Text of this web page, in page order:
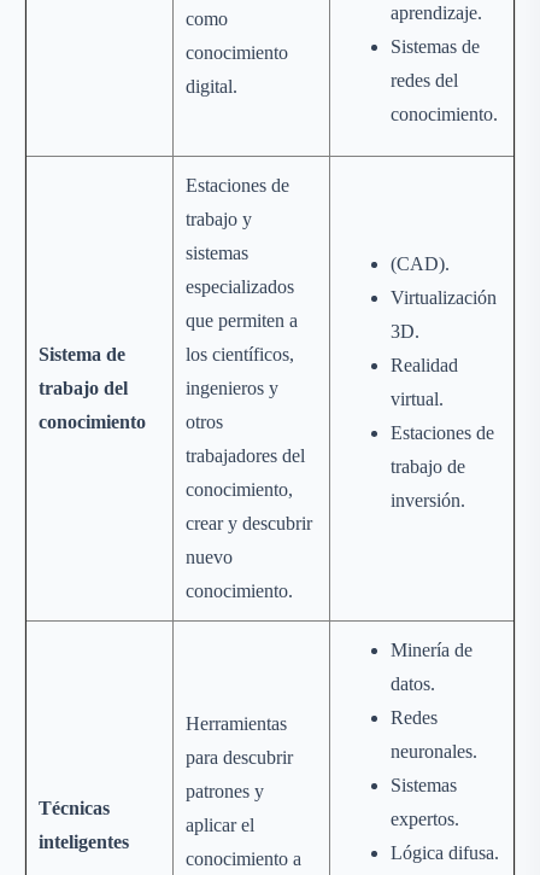
como
conocimiento
digital.
aprendizaje.
Sistemas de
redes del
conocimiento.
Sistema de
trabajo del
conocimiento
Estaciones de
trabajo y
sistemas
especializados
que permiten a
los científicos,
ingenieros y
otros
trabajadores del
conocimiento,
crear y descubrir
nuevo
conocimiento.
(CAD).
Virtualización
3D.
Realidad
virtual.
Estaciones de
trabajo de
inversión.
Técnicas
inteligentes
Herramientas
para descubrir
patrones y
aplicar el
conocimiento a
Minería de
datos.
Redes
neuronales.
Sistemas
expertos.
Lógica difusa.